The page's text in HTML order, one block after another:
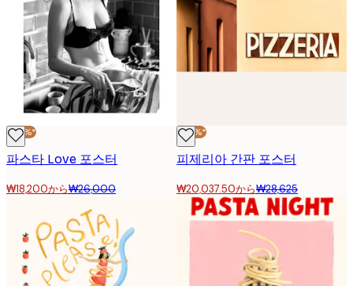
-30%*
파스타 Love 포스터
₩18,200から₩26,000
-30%*
피제리아 간판 포스터
₩20,037.50から₩28,625